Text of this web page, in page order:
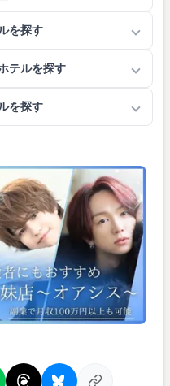
を探す
テルを探す
を探す